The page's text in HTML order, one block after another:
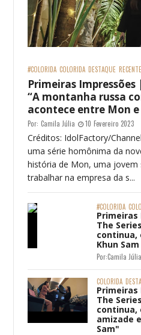
#COLORIDA COLORIDA DESTAQUE
Primeiras Impressões
“A montanha russa
acontece entre Mon
Por: Camila Júlia 10 Fevereiro 2023
Créditos: IdolFactory/
uma série homônima da
história de Mon, uma jovem
trabalhar na empresa da s...
#COLORIDA
Primeiras
The
continua,
Khun
Por:Camila Júlia
COLORIDA
Primeiras
The
continua,
amizade
Sam"